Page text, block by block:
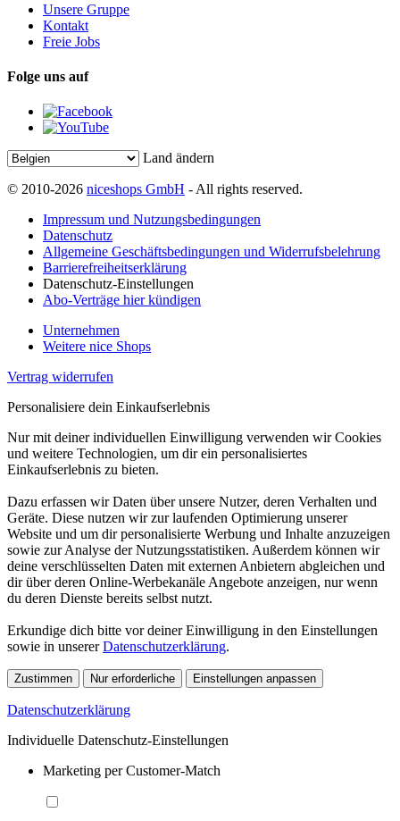
Unsere Gruppe
Kontakt
Freie Jobs
Folge uns auf
Land ändern
© 2010-2026 niceshops GmbH - All rights reserved.
Impressum und Nutzungsbedingungen
Datenschutz
Allgemeine Geschäftsbedingungen und Widerrufsbelehrung
Barrierefreiheitserklärung
Datenschutz-Einstellungen
Abo-Verträge hier kündigen
Unternehmen
Weitere nice Shops
Vertrag widerrufen
Personalisiere dein Einkaufserlebnis
Nur mit deiner individuellen Einwilligung verwenden wir Cookies
und weitere Technologien, um dir ein personalisiertes
Einkaufserlebnis zu bieten.
Dazu erfassen wir Daten über unsere Nutzer, deren Verhalten und
Geräte. Diese nutzen wir zur laufenden Optimierung unserer
Website und um dir personalisierte Werbung und Inhalte anzuzeigen
sowie zur Analyse der Nutzungsstatistiken. Außerdem können wir
deine verschlüsselten Daten mit externen Anbietern abgleichen und
dir über deren Online-Werbekanäle Angebote anzeigen, nur wenn
du deren Dienste bereits selbst nutzt.
Erkundige dich bitte vor deiner Einwilligung in den Einstellungen
sowie in unsererDatenschutzerklärung.
Zustimmen Nur erforderliche Einstellungen anpassen
Datenschutzerklärung
Individuelle Datenschutz-Einstellungen
Marketing per Customer-Match